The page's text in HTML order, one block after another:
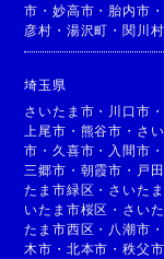
市 ・妙高市 ・ 胎内市 ・
彦村 ・ 湯沢町 ・関川村
埼玉県
さいたま市 ・ 川口市 ・
上尾市 ・ 熊谷市 ・ さ
市 ・ 久喜市 ・ 入間市 ・
三郷市 ・ 朝霞市 ・ 戸
たま市緑区 ・ さいた
いたま市桜区 ・ さい
たま市西区 ・ 八潮市 ・
木市 ・ 北本市 ・秩父市